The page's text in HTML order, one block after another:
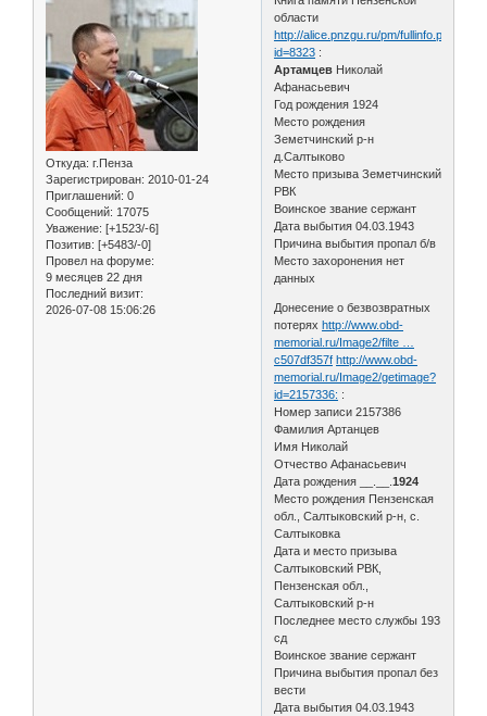
Откуда: г.Пенза
Зарегистрирован: 2010-01-24
Приглашений: 0
Сообщений: 17075
Уважение: [+1523/-6]
Позитив: [+5483/-0]
Провел на форуме:
9 месяцев 22 дня
Последний визит:
2026-07-08 15:06:26
области
http://alice.pnzgu.ru/pm/fullinfo.php?
id=8323 :
Артамцев Николай
Афанасьевич
Год рождения 1924
Место рождения
Земетчинский р-н
д.Салтыково
Место призыва Земетчинский
РВК
Воинское звание сержант
Дата выбытия 04.03.1943
Причина выбытия пропал б/в
Место захоронения нет
данных
Донесение о безвозвратных
потеряхhttp://www.obd-
memorial.ru/Image2/filte …
c507df357f http://www.obd-
memorial.ru/Image2/getimage?
id=2157336: :
Номер записи 2157386
Фамилия Артанцев
Имя Николай
Отчество Афанасьевич
Дата рождения __.__.1924
Место рождения Пензенская
обл., Салтыковский р-н, с.
Салтыковка
Дата и место призыва
Салтыковский РВК,
Пензенская обл.,
Салтыковский р-н
Последнее место службы 193
сд
Воинское звание сержант
Причина выбытия пропал без
вести
Дата выбытия 04.03.1943